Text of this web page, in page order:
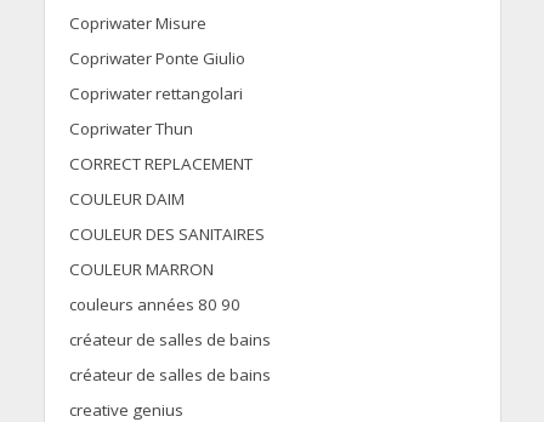
Copriwater Misure
Copriwater Ponte Giulio
Copriwater rettangolari
Copriwater Thun
CORRECT REPLACEMENT
COULEUR DAIM
COULEUR DES SANITAIRES
COULEUR MARRON
couleurs années 80 90
créateur de salles de bains
créateur de salles de bains
creative genius